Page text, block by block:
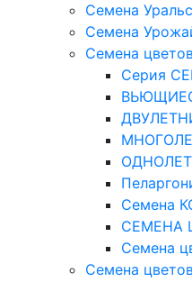
Семена
Семена
Семена
Cерия
Семена
СЕМЕНА
Семена
Семена